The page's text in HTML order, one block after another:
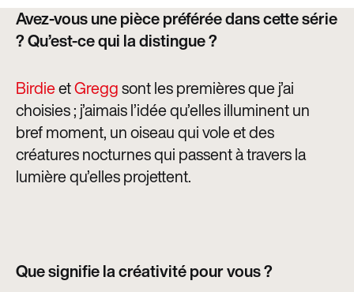
Avez-vous une pièce préférée dans cette série
? Qu’est-ce qui la distingue ?
BirdieetGreggsont les premières que j’ai
choisies ; j’aimais l’idée qu’elles illuminent un
bref moment, un oiseau qui vole et des
créatures nocturnes qui passent à travers la
lumière qu’elles projettent.
Que signifie la créativité pour vous ?